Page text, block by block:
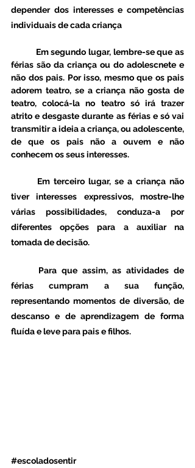
depender dos interesses e competências
individuais de cada criança
férias são da criança ou do adolescnete e
não dos pais. Por isso, mesmo que os pais
adorem teatro, se a criança não gosta de
teatro, colocá-la no teatro só irá trazer
atrito e desgaste durante as férias e só vai
transmitir a ideia a criança, ou adolescente,
de que os pais não a ouvem e não
conhecem os seus interesses.
tiver interesses expressivos, mostre-lhe
várias possibilidades, conduza-a por
diferentes opções para a auxiliar na
tomada de decisão.
férias cumpram a sua função,
representando momentos de diversão, de
descanso e de aprendizagem de forma
fluída e leve para pais e filhos.
#escoladosentir